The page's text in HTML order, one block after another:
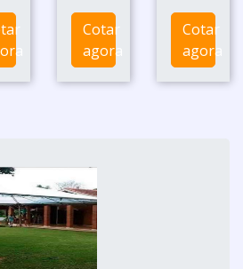
Cotar
agora
Cotar
agora